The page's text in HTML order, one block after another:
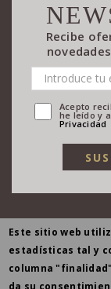
Recibe
Acepto
he leído y
Privacidad
Este sitio web
estadísticas tal y
columna
da su